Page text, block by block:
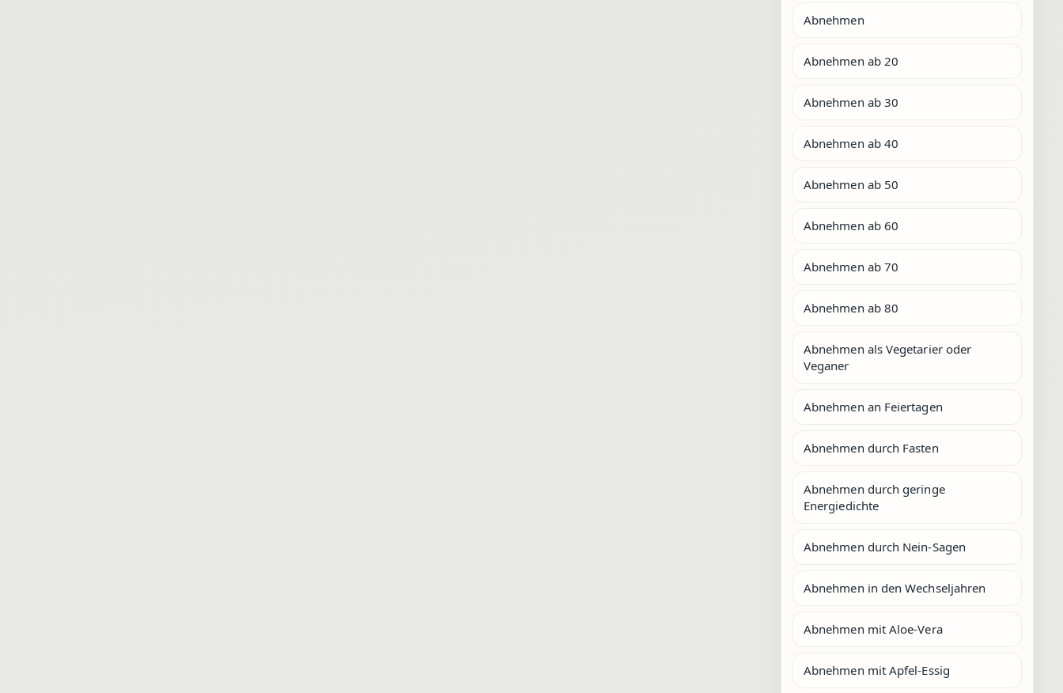
Abnehmen
Abnehmen ab 20
Abnehmen ab 30
Abnehmen ab 40
Abnehmen ab 50
Abnehmen ab 60
Abnehmen ab 70
Abnehmen ab 80
Abnehmen als Vegetarier oder
Veganer
Abnehmen an Feiertagen
Abnehmen durch Fasten
Abnehmen durch geringe
Energiedichte
Abnehmen durch Nein-Sagen
Abnehmen in den Wechseljahren
Abnehmen mit Aloe-Vera
Abnehmen mit Apfel-Essig